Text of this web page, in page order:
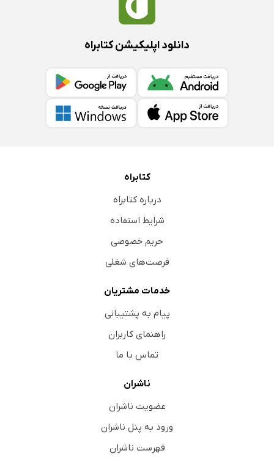
دانلود اپلیکیشن کتابراه
کتابراه
درباره کتابراه
شرایط استفاده
حریم خصوصی
فرصت‌های شغلی
خدمات مشتریان
پیام به پشتیبانی
راهنمای کاربران
تماس با ما
ناشران
عضویت ناشران
ورود به پنل ناشران
فهرست ناشران